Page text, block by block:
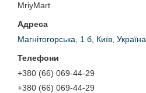
MriyMart
Магнітогорська, 1 б, Київ, Україна
+380 (66) 069-44-29
+380 (66) 069-44-29